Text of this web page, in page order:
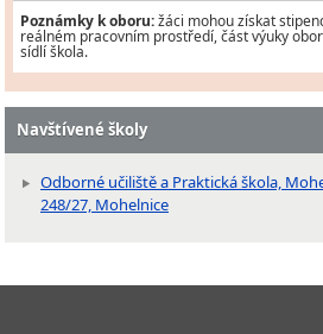
Poznámky k oboru:žáci mohou získat
reálném pracovním prostředí, část výuky
sídlí škola.
Navštívené školy
Odborné učiliště a Praktická škola,
248/27, Mohelnice